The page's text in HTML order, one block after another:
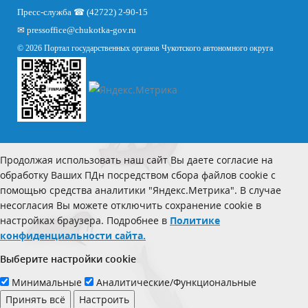
Пресс-служба ☎ (42722) 2-90-15
✉ pressoffice@chukotka-gov.ru
© 2026 Портал государственных органов Чукотского автономного округа
Продолжая использовать наш сайт Вы даете согласие на
обработку Ваших ПДн посредством сбора файлов cookie с
помощью средства аналитики "Яндекс.Метрика". В случае
несогласия Вы можете отключить сохранение cookie в
настройках браузера. Подробнее в Политике
конфиденциальности сайта.
Выберите настройки cookie
Минимальные
Аналитические/Функциональные
Принять всё
Настроить